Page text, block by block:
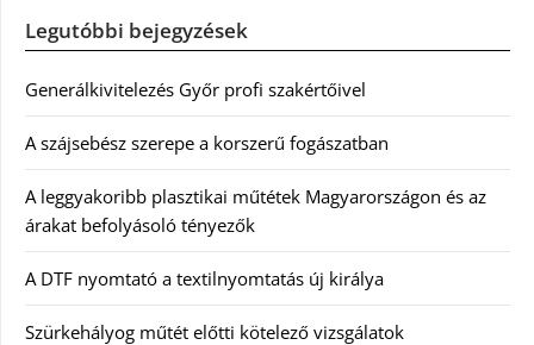
Legutóbbi bejegyzések
Generálkivitelezés Győr profi szakértőivel
A szájsebész szerepe a korszerű fogászatban
A leggyakoribb plasztikai műtétek Magyarországon és az
árakat befolyásoló tényezők
A DTF nyomtató a textilnyomtatás új királya
Szürkehályog műtét előtti kötelező vizsgálatok